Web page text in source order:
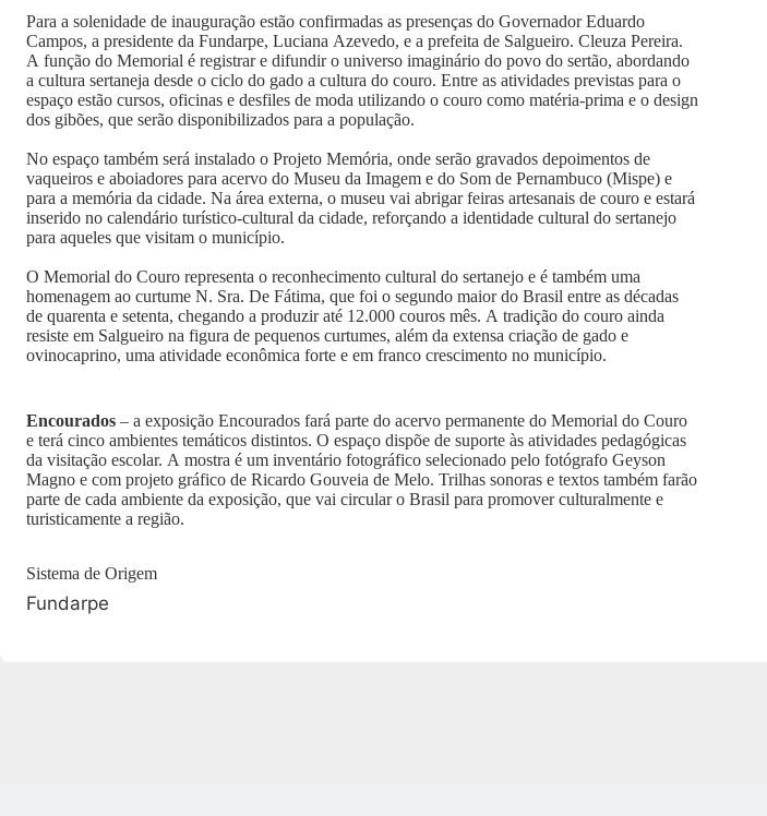
Para a solenidade de inauguração estão confirmadas as presenças do Governador Eduardo
Campos, a presidente da Fundarpe, Luciana Azevedo, e a prefeita de Salgueiro. Cleuza Pereira.
A função do Memorial é registrar e difundir o universo imaginário do povo do sertão, abordando
a cultura sertaneja desde o ciclo do gado a cultura do couro. Entre as atividades previstas para o
espaço estão cursos, oficinas e desfiles de moda utilizando o couro como matéria-prima e o design
dos gibões, que serão disponibilizados para a população.
No espaço também será instalado o Projeto Memória, onde serão gravados depoimentos de
vaqueiros e aboiadores para acervo do Museu da Imagem e do Som de Pernambuco (Mispe) e
para a memória da cidade. Na área externa, o museu vai abrigar feiras artesanais de couro e estará
inserido no calendário turístico-cultural da cidade, reforçando a identidade cultural do sertanejo
para aqueles que visitam o município.
O Memorial do Couro representa o reconhecimento cultural do sertanejo e é também uma
homenagem ao curtume N. Sra. De Fátima, que foi o segundo maior do Brasil entre as décadas
de quarenta e setenta, chegando a produzir até 12.000 couros mês. A tradição do couro ainda
resiste em Salgueiro na figura de pequenos curtumes, além da extensa criação de gado e
ovinocaprino, uma atividade econômica forte e em franco crescimento no município.
Encourados – a exposição Encourados fará parte do acervo permanente do Memorial do Couro
e terá cinco ambientes temáticos distintos. O espaço dispõe de suporte às atividades pedagógicas
da visitação escolar. A mostra é um inventário fotográfico selecionado pelo fotógrafo Geyson
Magno e com projeto gráfico de Ricardo Gouveia de Melo. Trilhas sonoras e textos também farão
parte de cada ambiente da exposição, que vai circular o Brasil para promover culturalmente e
turisticamente a região.
Sistema de Origem
Fundarpe